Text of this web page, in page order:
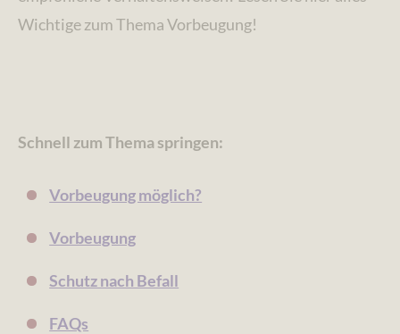
Wichtige zum Thema Vorbeugung!
Schnell zum Thema springen:
Vorbeugung möglich?
Vorbeugung
Schutz nach Befall
FAQs